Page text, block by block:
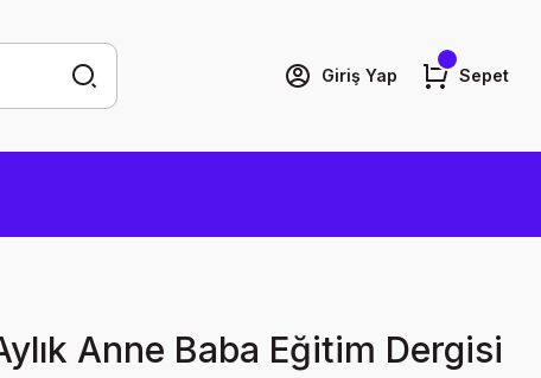
Giriş Yap Sepet
Anne Baba Eğitim Dergisi